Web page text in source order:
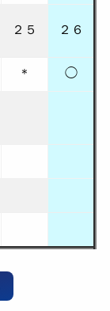
２５ ２６
＊ ◯